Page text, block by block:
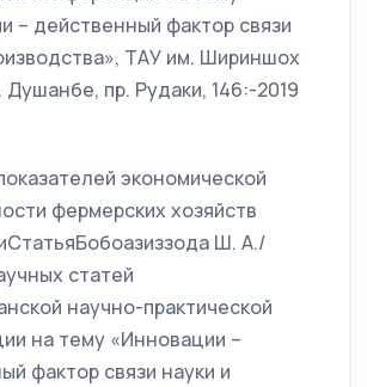
– действенный фактор связи
ТАУ им. Шириншох
пр. Рудаки, 146:-2019
экономической
фермерских хозяйств
Ш. А./
статей
научно-практической
на тему «Инновации –
фактор связи науки и